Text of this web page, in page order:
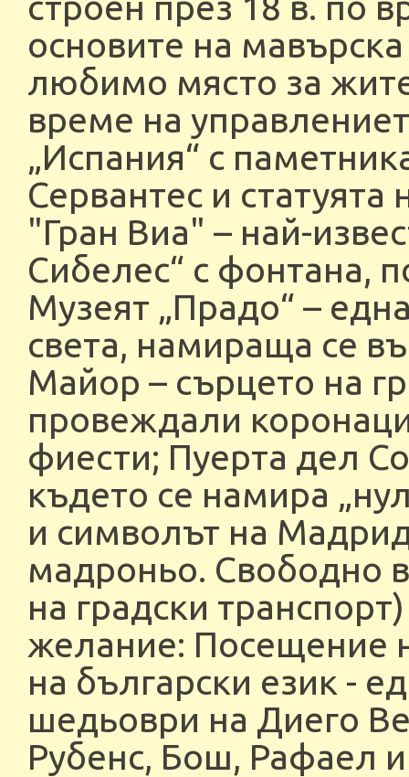
основите на
любимо място за
време на
„Испания“ с
Сервантес и
"Гран Виа" – най-
Сибелес“ с фонтана,
Музеят „Прадо“ –
света, намираща се
Майор – сърцето на
провеждали
фиести; Пуерта дел
където се намира
и символът на
мадроньо. Свободно
на градски
желание: Посещение
на български език -
шедьоври на Диего
Рубенс, Бош, Рафаел